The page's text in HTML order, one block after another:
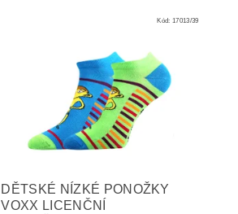
Kód: 17013/39
DĚTSKÉ NÍZKÉ PONOŽKY
VOXX LICENČNÍ